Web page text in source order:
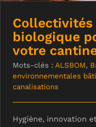
biologique
votre
Mots-clés : ALSBOM,
environnementales
canalisations
Hygiène, innovation